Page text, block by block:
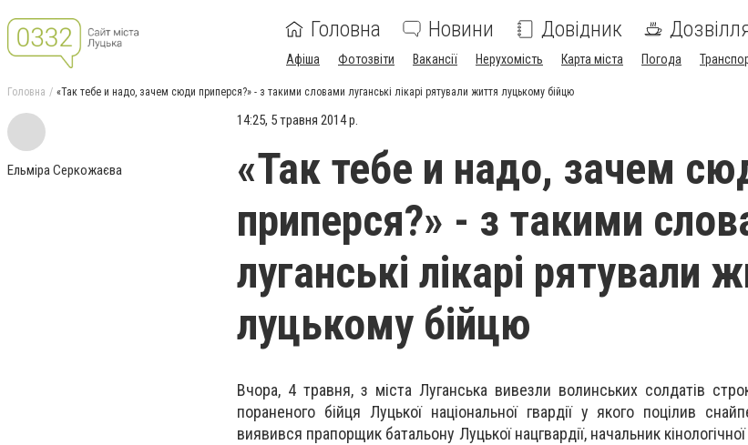
Головна Новини Довідник
Афіша Фотозвіти Вакансії Нерухомість Карта міста Погода
Головна «Так тебе и надо, зачем сюди приперся?» - з такими словами луганські лікарі рятували життя луцькому бійцю
Ельміра Серкожаєва
14:25, 5 травня 2014 р.
«Так тебе и надо, зачем
приперся?» - з такими
луганські лікарі рятували
луцькому бійцю
Вчора, 4 травня, з міста Луганська вивезли волинських солдатів
пораненого бійця Луцької національної гвардії у якого поцілив
виявився прапорщик батальону Луцької нацгвардії, начальник